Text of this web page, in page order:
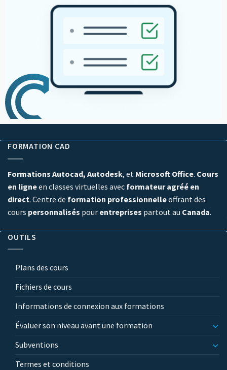
FORMATION CAD
Formations Autocad, Autodesk, et Microsoft Office. Cours
en ligneen classes virtuelles avec formateur agréé en
direct. Centre de formation professionnelleoffrant des
cours personnalisés pour entreprises partout au Canada.
OUTILS
Plans des cours
Fichiers de cours
Informations de connexion aux formations
Évaluer son niveau avant une formation
Subventions
Termes et conditions